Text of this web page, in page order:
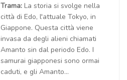
Trama: La storia si svolge nella
città di Edo, l'attuale Tokyo, in
Giappone. Questa città viene
invasa da degli alieni chiamati
Amanto sin dal periodo Edo. I
samurai giapponesi sono ormai
caduti, e gli Amanto...